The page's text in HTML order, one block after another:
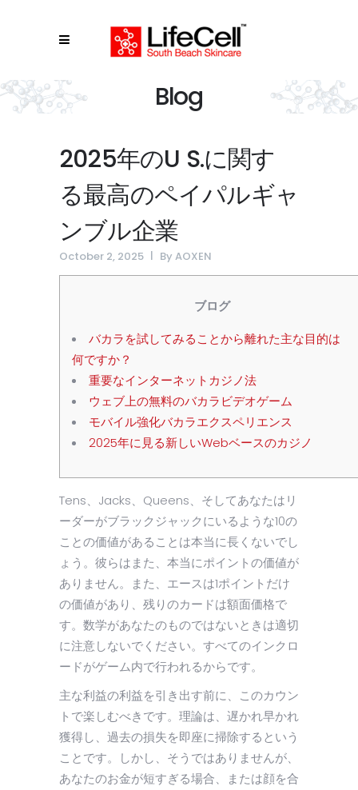
Blog
2025年のU S.に関す
る最高のペイパルギャ
ンブル企業
October 2, 2025 By AOXEN
ブログ
バカラを試してみることから離れた主な目的は
何ですか？
重要なインターネットカジノ法
ウェブ上の無料のバカラビデオゲーム
モバイル強化バカラエクスペリエンス
2025年に見る新しいWebベースのカジノ
Tens、Jacks、Queens、そしてあなたはリ
ーダーがブラックジャックにいるような10の
ことの価値があることは本当に長くないでし
ょう。彼らはまた、本当にポイントの価値が
ありません。また、エースは1ポイントだけ
の価値があり、残りのカードは額面価格で
す。数学があなたのものではないときは適切
に注意しないでください。すべてのインクロ
ードがゲーム内で行われるからです。
主な利益の利益を引き出す前に、このカウン
トで楽しむべきです。理論は、遅かれ早かれ
獲得し、過去の損失を即座に掃除するという
ことです。しかし、そうではありませんが、
あなたのお金が短すぎる場合、または顔を合